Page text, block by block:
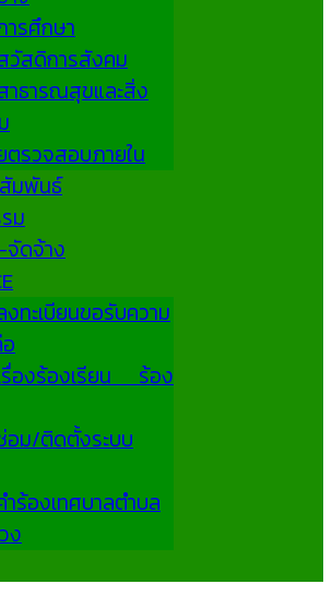
ารศึกษา
วัสดิการสังคม
าธารณสุขและสิ่ง
ตรวจสอบภายใน
มพันธ์
ม
ดจ้าง
ทะเบียนขอรับความ
รื่องร้องเรียน ร้อง
อม/ติดตั้งระบบ
ร้องเทศบาลตำบล
ง